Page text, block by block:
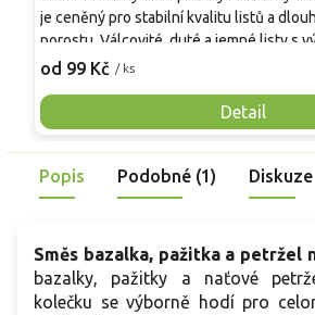
od 99 Kč / ks
Detail
je ceněný pro stabilní kvalitu listů a
porostu. Válcovité, duté a jemné listy s
chutí lze sklízet čerstvé po celou sezónu
květy, lákajícími opylovače, které jsou
Bohatá na vitamíny A a C a minerály,
bylinkových výsadeb i trvalkových
Popis Podobné (1) Diskuze
Směs bazalka, pažitka a petržel
bazalky, pažitky a naťové
kolečku se výborně hodí pro